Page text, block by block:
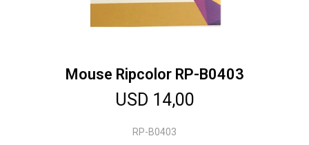
Mouse Ripcolor RP-B0403
USD 14,00
RP-B0403
Herramientas